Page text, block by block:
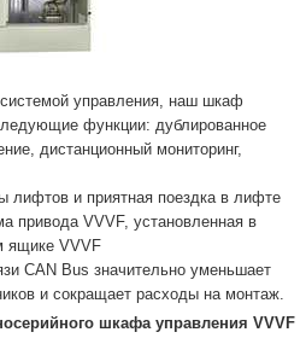
управления, наш шкаф
функции: дублированное
дистанционный мониторинг,
лифтов и приятная поездка в лифте
привода VVVF, установленная в
ящике VVVF
CAN Bus значительно уменьшает
и сокращает расходы на монтаж.
шкафа управления VVVF